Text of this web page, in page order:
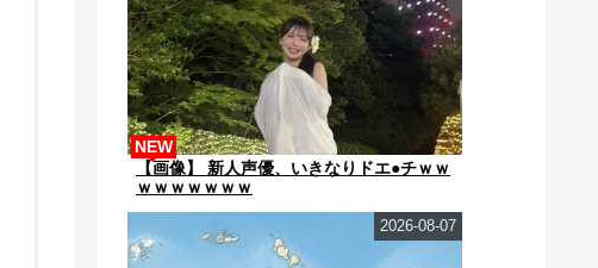
【画像】 新人声優、いきなりドエ●チｗｗ
ｗｗｗｗｗｗｗ
NEW
2026-08-07